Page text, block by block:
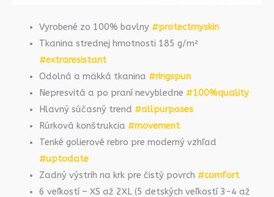
Vyrobené zo 100% bavlny #protectmyskin
Tkanina strednej hmotnosti 185 g/m²
#extraresistant
Odolná a mäkká tkanina #ringspun
Nepresvitá a po praní nevybledne #100%quality
Hlavný súčasný trend #allpurposes
Rúrková konštrukcia #movement
Tenké golierové rebro pre moderný vzhľad
#uptodate
Zadný výstrih na krk pre čistý povrch #comfort
6 veľkostí – XS až 2XL (5 detských veľkostí 3-4 až